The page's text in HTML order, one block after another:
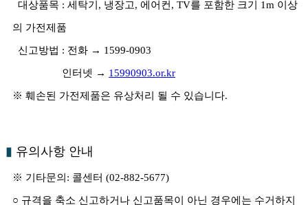
대상품목 : 세탁기, 냉장고, 에어컨, TV를 포함한 크기 1m 이상
의 가전제품
신고방법 : 전화 → 1599-0903
인터넷 → 15990903.or.kr
※ 훼손된 가전제품은 유상처리 될 수 있습니다.
▮ 유의사항 안내
※ 기타문의: 콜센터 (02-882-5677)
○ 규격을 축소 신고하거나 신고품목이 아닌 경우에는 수거하지